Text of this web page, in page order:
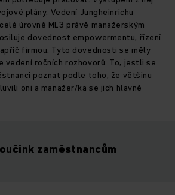
plány. Vedení Jungheinrichu
úrovně ML3 právě manažerským
dovednost empowermentu, řízení
firmou. Tyto dovednosti se měly
vedení ročních rozhovorů. To, jestli se
poznat podle toho, že většinu
oni a manažer/ka se jich hlavně
zaměstnancům